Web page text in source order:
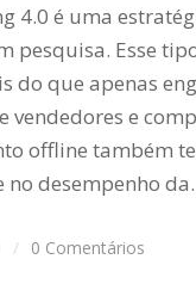
4.0 é uma
pesquisa. Esse
do que apenas
vendedores e
offline também
no desempenho
/ 0 Comentários